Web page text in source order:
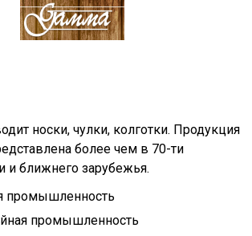
носки, чулки, колготки. Продукция
более чем в 70-ти
и ближнего зарубежья.
промышленность
промышленность